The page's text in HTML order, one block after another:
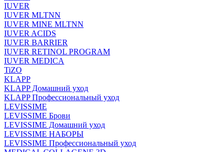
IUVER
IUVER MLTNN
IUVER MINE MLTNN
IUVER ACIDS
IUVER BARRIER
IUVER RETINOL PROGRAM
IUVER MEDICA
TiZO
KLAPP
KLAPP Домашний уход
KLAPP Профессиональный уход
LEVISSIME
LEVISSIME Брови
LEVISSIME Домашний уход
LEVISSIME НАБОРЫ
LEVISSIME Профессиональный уход